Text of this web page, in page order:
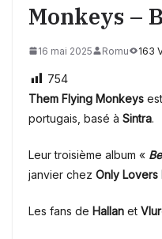
Monkeys –
16 mai 2025 Romu 163
754
Them Flying Monkeys
portugais, basé à Sintra.
Leur troisième album «
janvier chez Only Lovers
Les fans de Hallan et